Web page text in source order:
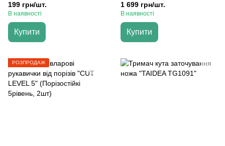
199 грн/шт.
В наявності
Купити
1 699 грн/шт.
В наявності
Купити
РОЗПРОДАЖ